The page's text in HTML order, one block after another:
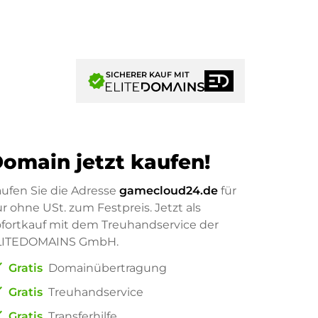
verifiedSICHERER KAUF MIT
jetzt kaufen!
Sie die Adressegamecloud24.de für
ohne USt. zum Festpreis. Jetzt als
mit dem Treuhandservice der
GmbH.
Gratis Domainübertragung
Gratis Treuhandservice